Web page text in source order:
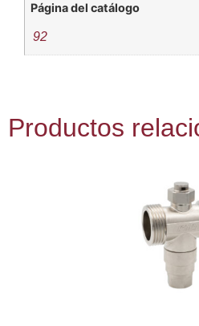
Página del catálogo
92
Productos